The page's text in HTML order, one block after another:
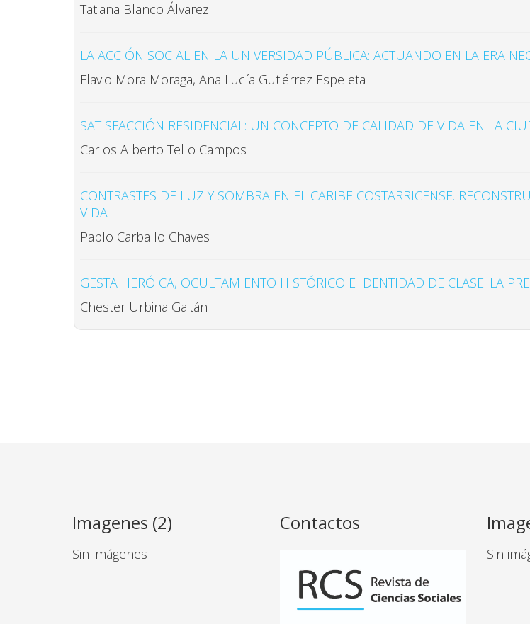
Tatiana Blanco Álvarez
LA ACCIÓN SOCIAL EN LA UNIVERSIDAD PÚBLICA: ACTUANDO EN LA ERA
Flavio Mora Moraga, Ana Lucía Gutiérrez Espeleta
SATISFACCIÓN RESIDENCIAL: UN CONCEPTO DE CALIDAD DE VIDA EN LA
Carlos Alberto Tello Campos
CONTRASTES DE LUZ Y SOMBRA EN EL CARIBE COSTARRICENSE.
VIDA
Pablo Carballo Chaves
GESTA HERÓICA, OCULTAMIENTO HISTÓRICO E IDENTIDAD DE CLASE. LA
Chester Urbina Gaitán
Imagenes (2)
Sin imágenes
Contactos
Sin